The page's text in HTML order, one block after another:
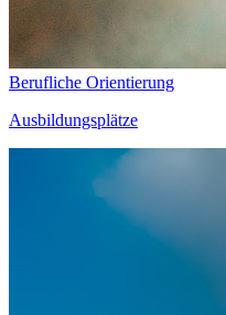
Berufliche Orientierung
Ausbildungsplätze